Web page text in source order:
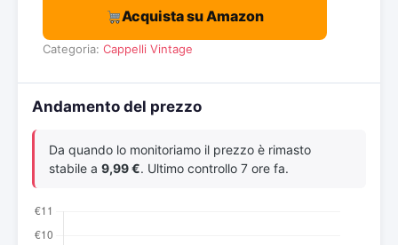
Acquista su Amazon
Categoria: Cappelli Vintage
Andamento del prezzo
Da quando lo monitoriamo il prezzo è rimasto
stabile a 9,99 €. Ultimo controllo 7 ore fa.